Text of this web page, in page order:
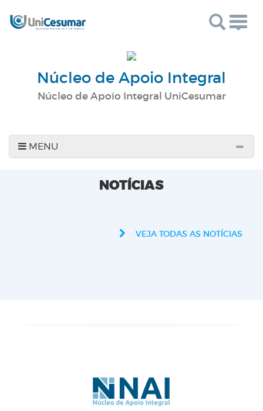
Núcleo de Apoio Integral
Núcleo de Apoio Integral UniCesumar
MENU
NOTÍCIAS
VEJA TODAS AS NOTÍCIAS